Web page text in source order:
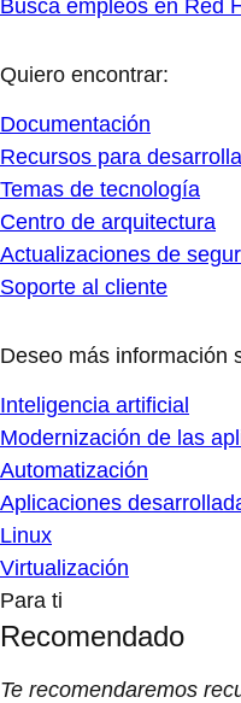
Busca empleos en Red
Quiero encontrar:
Documentación
Recursos para
Temas de tecnología
Centro de arquitectura
Actualizaciones de
Soporte al cliente
Deseo más información
Inteligencia artificial
Modernización de las
Automatización
Aplicaciones
Linux
Virtualización
Para ti
Recomendado
Te recomendaremos